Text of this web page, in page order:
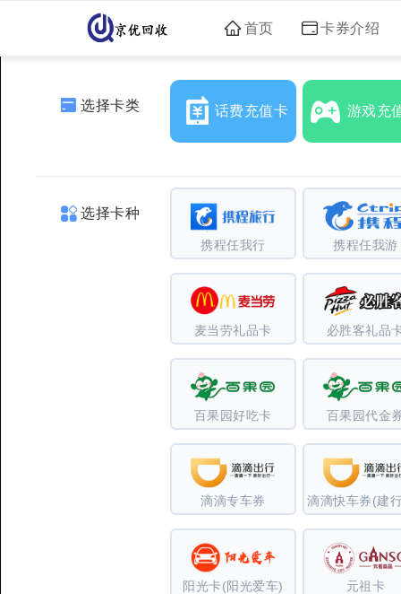
首页 卡券介绍
选择卡类 话费充值卡 游戏充
选择卡种
携程任我行 携程任我游
麦当劳礼品卡 必胜客礼品
百果园好吃卡 百果园代金
滴滴专车券
阳光卡(阳光爱车) 元祖卡